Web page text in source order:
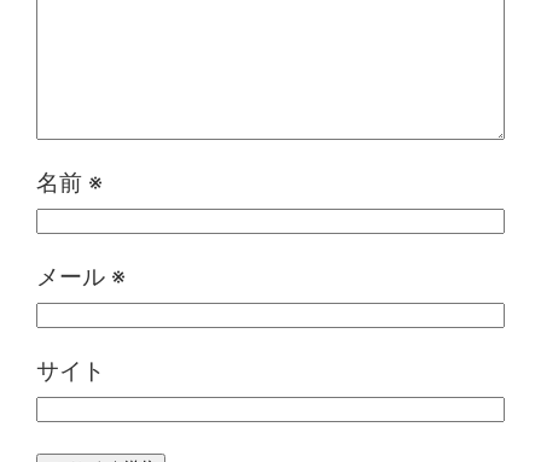
名前 ※
メール ※
サイト